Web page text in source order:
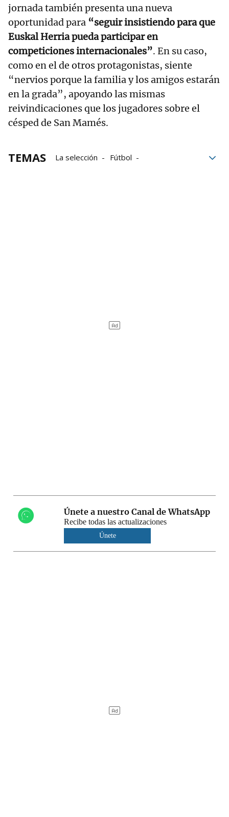
jornada también presenta una nueva
oportunidad para “seguir insistiendo para que
Euskal Herria pueda participar en
competiciones internacionales”. En su caso,
como en el de otros protagonistas, siente
“nervios porque la familia y los amigos estarán
en la grada”, apoyando las mismas
reivindicaciones que los jugadores sobre el
césped de San Mamés.
TEMAS La selección
Fútbol
Únete a nuestro Canal de WhatsApp
Recibe todas las actualizaciones
Únete